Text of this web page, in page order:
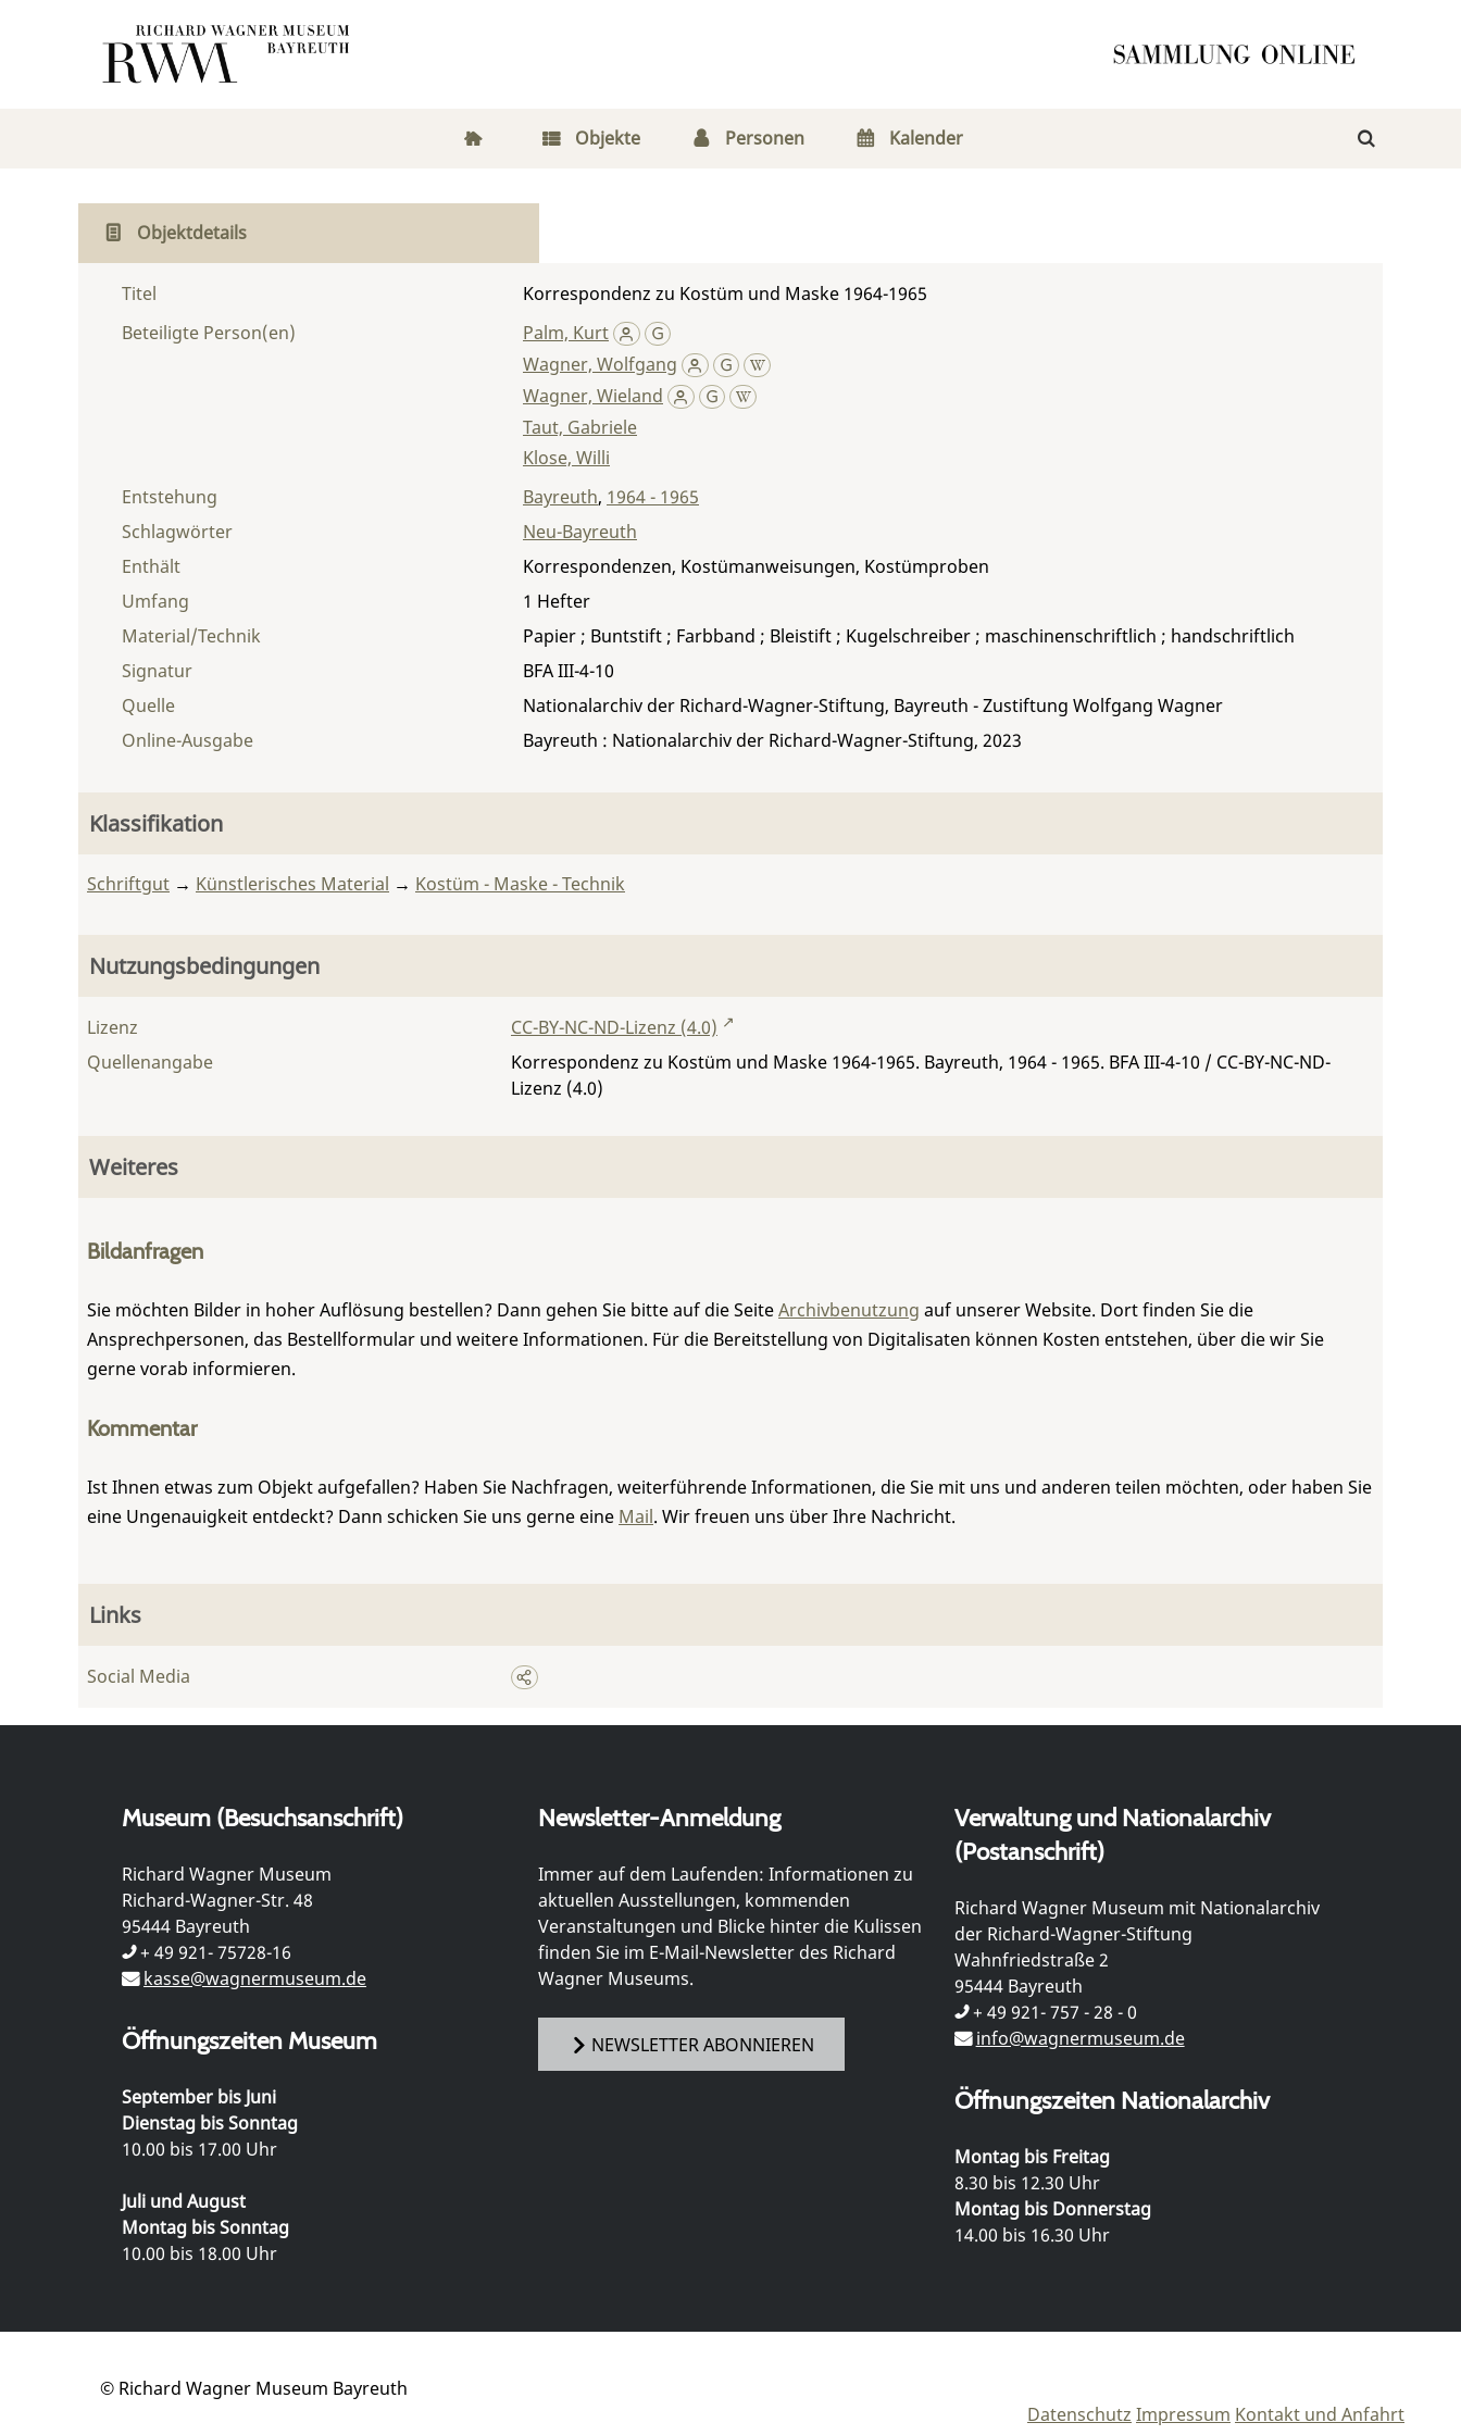
Objekte Personen Kalender
Objektdetails
Titel
Korrespondenz zu Kostüm und Maske 1964-1965
Beteiligte Person(en)
Palm, Kurt
Wagner, Wolfgang
Wagner, Wieland
Taut, Gabriele
Klose, Willi
Entstehung
Bayreuth, 1964 - 1965
Umfang
1 Hefter
Material/Technik
Papier ; Buntstift ; Farbband ; Bleistift ; Kugelschreiber ; maschinenschriftlich ; handschriftlich
Enthält Korrespondenzen, Kostümanweisungen, Kostümproben
Signatur
BFA III-4-10
Quelle
Nationalarchiv der Richard-Wagner-Stiftung, Bayreuth - Zustiftung Wolfgang Wagner
Schlagwörter Neu-Bayreuth
Online-Ausgabe Bayreuth : Nationalarchiv der Richard-Wagner-Stiftung, 2023
Klassifikation
Schriftgut → Künstlerisches Material → Kostüm - Maske - Technik
Nutzungsbedingungen
Lizenz
CC-BY-NC-ND-Lizenz (4.0)
Quellenangabe
Korrespondenz zu Kostüm und Maske 1964-1965. Bayreuth, 1964 - 1965. BFA III-4-10 / CC-BY-NC-ND-
Lizenz (4.0)
Weiteres
Bildanfragen
Sie möchten Bilder in hoher Auflösung bestellen? Dann gehen Sie bitte auf die SeiteArchivbenutzung auf unserer Website. Dort finden Sie die
Ansprechpersonen, das Bestellformular und weitere Informationen. Für die Bereitstellung von Digitalisaten können Kosten entstehen, über die wir Sie
gerne vorab informieren.
Kommentar
Ist Ihnen etwas zum Objekt aufgefallen? Haben Sie Nachfragen, weiterführende Informationen, die Sie mit uns und anderen teilen möchten, oder haben Sie
eine Ungenauigkeit entdeckt? Dann schicken Sie uns gerne eine Mail. Wir freuen uns über Ihre Nachricht.
Links
Social Media
Museum (Besuchsanschrift)
Richard Wagner Museum
Richard-Wagner-Str. 48
95444 Bayreuth
+ 49 921- 75728-16
kasse@wagnermuseum.de
Öffnungszeiten Museum
September bis Juni
Dienstag bis Sonntag
10.00 bis 17.00 Uhr
Juli und August
Montag bis Sonntag
10.00 bis 18.00 Uhr
Newsletter-Anmeldung
Immer auf dem Laufenden: Informationen zu
aktuellen Ausstellungen, kommenden
Veranstaltungen und Blicke hinter die Kulissen
finden Sie im E-Mail-Newsletter des Richard
Wagner Museums.
NEWSLETTER ABONNIEREN
Verwaltung und Nationalarchiv
(Postanschrift)
Richard Wagner Museum mit Nationalarchiv
der Richard-Wagner-Stiftung
Wahnfriedstraße 2
95444 Bayreuth
+ 49 921- 757 - 28 - 0
info@wagnermuseum.de
Öffnungszeiten Nationalarchiv
Montag bis Freitag
8.30 bis 12.30 Uhr
Montag bis Donnerstag
14.00 bis 16.30 Uhr
© Richard Wagner Museum Bayreuth
Datenschutz Impressum Kontakt und Anfahrt